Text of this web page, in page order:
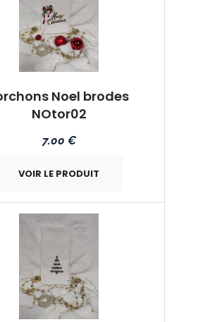
Noel brodes
NOtor02
7.00 €
VOIR LE PRODUIT